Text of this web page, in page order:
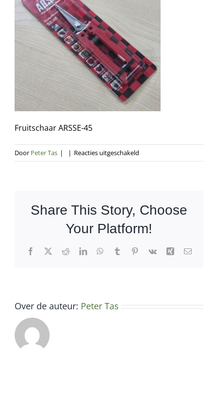
Fruitschaar ARSSE-45
Door Peter Tas | | Reacties uitgeschakeld
Fruitschaar
Share This Story, Choose
Your Platform!
Facebook
X RedditLinkedInWhatsApp
TumblrPinterest
Vk Xing E-
Over de auteur: Peter Tas